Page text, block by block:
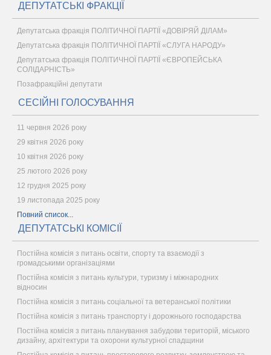
ДЕПУТАТСЬКІ ФРАКЦІЇ
Депутатська фракція ПОЛІТИЧНОЇ ПАРТІЇ «ДОВІРЯЙ ДІЛАМ»
Депутатська фракція ПОЛІТИЧНОЇ ПАРТІЇ «СЛУГА НАРОДУ»
Депутатська фракція ПОЛІТИЧНОЇ ПАРТІЇ «ЄВРОПЕЙСЬКА
СОЛІДАРНІСТЬ»
Позафракційні депутати
СЕСІЙНІ ГОЛОСУВАННЯ
11 червня 2026 року
29 квітня 2026 року
10 квітня 2026 року
25 лютого 2026 року
12 грудня 2025 року
19 листопада 2025 року
Повний список...
ДЕПУТАТСЬКІ КОМІСІЇ
Постійна комісія з питань освіти, спорту та взаємодії з
громадськими організаціями
Постійна комісія з питань культури, туризму і міжнародних
відносин
Постійна комісія з питань соціальної та ветеранської політики
Постійна комісія з питань транспорту і дорожнього господарства
Постійна комісія з питань планування забудови територій, міського
дизайну, архітектури та охорони культурної спадщини